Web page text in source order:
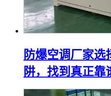
防爆空调厂家选
阱，找到真正靠